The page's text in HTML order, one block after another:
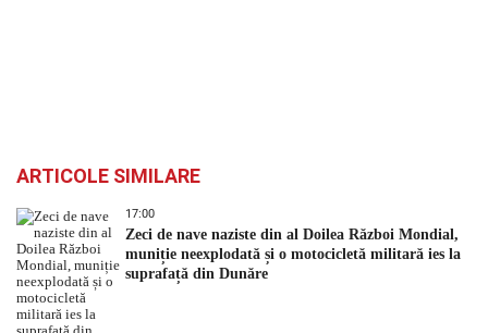
ARTICOLE SIMILARE
17:00
Zeci de nave naziste din al Doilea Război Mondial,
muniție neexplodată și o motocicletă militară ies la
suprafață din Dunăre